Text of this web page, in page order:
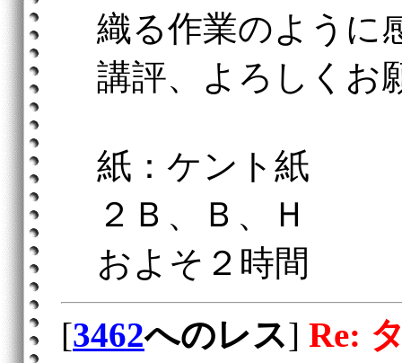
織る作業のように
講評、よろしくお
紙：ケント紙
２Ｂ、Ｂ、Ｈ
およそ２時間
[3462へのレス] Re: